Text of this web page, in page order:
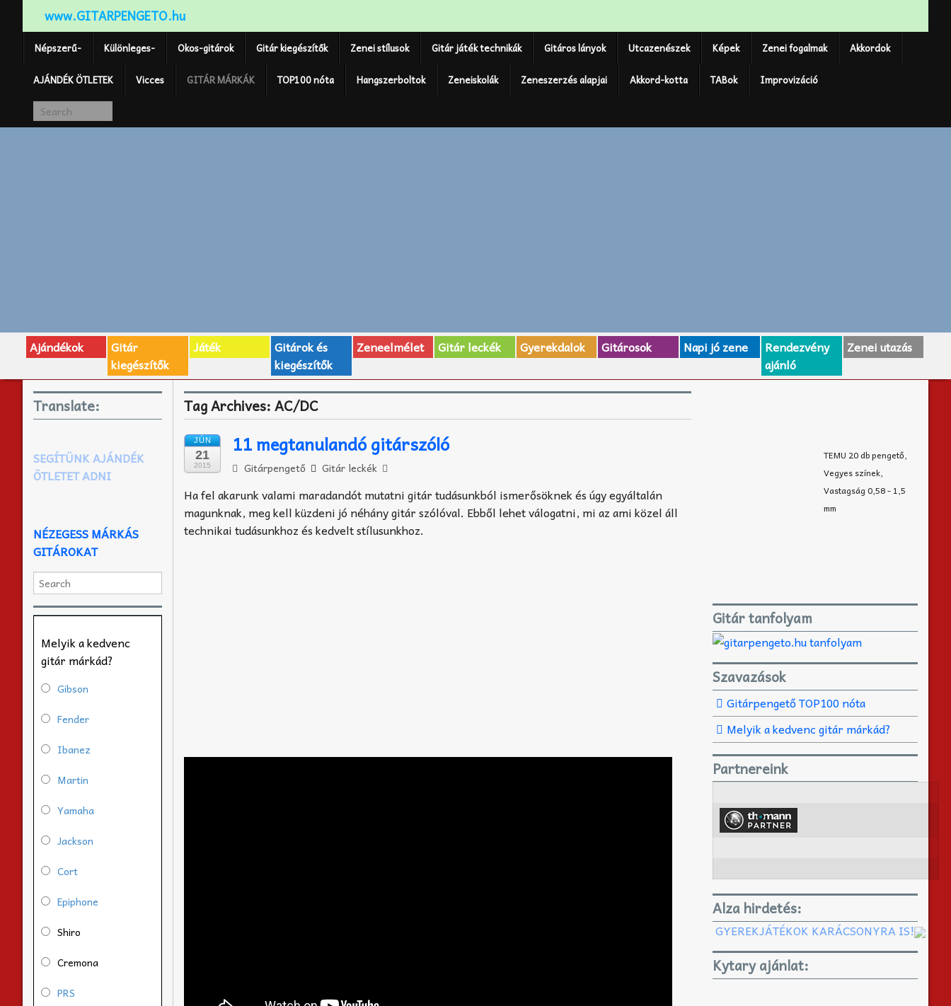
www.GITARPENGETO.hu
Népszerű- Különleges- Okos-gitárok Gitár kiegészítők Zenei stílusok Gitár játék technikák Gitáros lányok Utcazenészek Képek Zenei fogalmak Akkordok
AJÁNDÉK ÖTLETEK Vicces GITÁR MÁRKÁK TOP100 nóta Hangszerboltok Zeneiskolák Zeneszerzés alapjai Akkord-kotta TABok Improvizáció
Ajándékok
Gitár
kiegészítők
Játék
Gitárok és
kiegészítők
Zeneelmélet Gitár leckék Gyerekdalok Gitárosok Napi jó zene
Rendezvény
ajánló
Zenei utazás
Tag Archives:AC/DC
JÚN
21
2015
11 megtanulandó gitárszóló
Gitárpengető Gitár leckék
Ha fel akarunk valami maradandót mutatni gitár tudásunkból ismerősöknek és úgy egyáltalán
magunknak, meg kell küzdeni jó néhány gitár szólóval. Ebből lehet válogatni, mi az ami közel áll
technikai tudásunkhoz és kedvelt stílusunkhoz.
Translate:
SEGÍTÜNK AJÁNDÉK
ÖTLETET ADNI
NÉZEGESS MÁRKÁS
GITÁROKAT
Melyik a kedvenc
gitár márkád?
Gibson
Fender
Ibanez
Martin
Yamaha
Jackson
Cort
Epiphone
Shiro
Cremona
PRS
TEMU 20 db pengető,
Vegyes színek,
Vastagság 0,58 - 1,5
mm
Gitár tanfolyam
Szavazások
Gitárpengető TOP100 nóta
Melyik a kedvenc gitár márkád?
Partnereink
Alza hirdetés:
GYEREKJÁTÉKOK KARÁCSONYRA IS!
Kytary ajánlat: